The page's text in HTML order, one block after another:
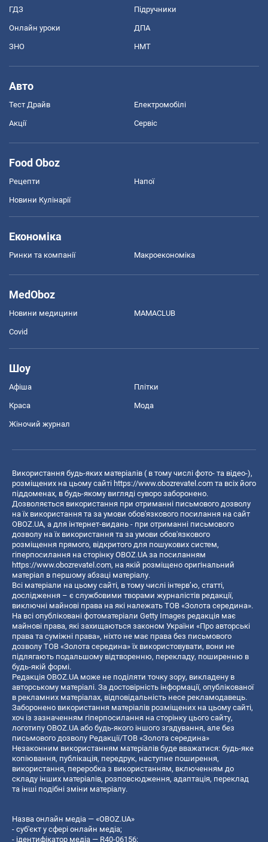
ГДЗ Підручники
Онлайн уроки ДПА
ЗНО НМТ
Авто
Тест Драйв Електромобілі
Акції Сервіс
Food Oboz
Рецепти Напої
Новини Кулінарії
Економіка
Ринки та компанії Макроекономіка
MedOboz
Новини медицини MAMACLUB
Covid
Шоу
Афіша Плітки
Краса Мода
Жіночий журнал
Використання будь-яких матеріалів ( в тому числі фото- та відео-),
розміщених на цьому сайті https://www.obozrevatel.com та всіх його
піддоменах, в будь-якому вигляді суворо заборонено.
Дозволяється використання при отриманні письмового дозволу
на їх використання та за умови обов'язкового посилання на сайт
OBOZ.UA, а для інтернет-видань - при отриманні письмового
дозволу на їх використання та за умови обов'язкового
розміщення прямого, відкритого для пошукових систем,
гіперпосилання на сторінку OBOZ.UA за посиланням
https://www.obozrevatel.com, на якій розміщено оригінальний
матеріал в першому абзаці матеріалу.
Всі матеріали на цьому сайті, в тому числі інтерв’ю, статті,
дослідження – є службовими творами журналістів редакції,
виключні майнові права на які належать ТОВ «Золота середина».
На всі опубліковані фотоматеріали Getty Images редакція має
майнові права, які захищаються законом України «Про авторські
права та суміжні права», ніхто не має права без письмового
дозволу ТОВ «Золота середина» їх використовувати, вони не
підлягають подальшому відтворенню, перекладу, поширенню в
будь-якій формі.
Редакція OBOZ.UA може не поділяти точку зору, викладену в
авторському матеріалі. За достовірність інформації, опублікованої
в рекламних матеріалах, відповідальність несе рекламодавець.
Заборонено використання матеріалів розміщених на цьому сайті,
хоч із зазначенням гіперпосилання на сторінку цього сайту,
логотипу OBOZ.UA або будь-якого іншого згадування, але без
письмового дозволу Редакції/ТОВ «Золота середина»
Незаконним використанням матеріалів буде вважатися: будь-яке
копiювання, публiкацiя, передрук, наступне поширення,
використання, переробка з використанням, включенням до
складу інших матеріалів, розповсюдження, адаптація, переклад
та інші подібні зміни матеріалу.
Назва онлайн медіа — «OBOZ.UA»
- суб'єкт у сфері онлайн медіа;
- ідентифікатор медіа — R40-06156;